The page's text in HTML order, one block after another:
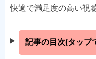
快適で満足度の高い視
記事の目次(タップ